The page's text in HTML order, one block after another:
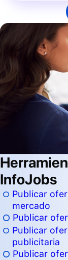
InfoJobs
Publicar
mercado
Publicar
Publicar
publicitaria
Publicar